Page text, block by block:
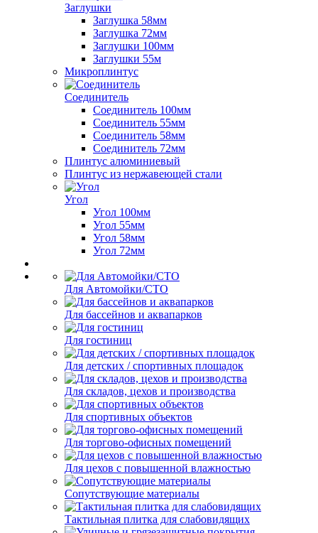
Заглушки
Заглушка 58мм
Заглушка 72мм
Заглушки 100мм
Заглушки 55м
Микроплинтус
Соединитель
Соединитель 100мм
Соединитель 55мм
Соединитель 58мм
Соединитель 72мм
Плинтус алюминиевый
Плинтус из нержавеющей стали
Угол
Угол 100мм
Угол 55мм
Угол 58мм
Угол 72мм
Для Автомойки/СТО
Для бассейнов и аквапарков
Для гостиниц
Для детских / спортивных площадок
Для складов, цехов и производства
Для спортивных объектов
Для торгово-офисных помещений
Для цехов с повышенной влажностью
Сопутствующие материалы
Тактильная плитка для слабовидящих